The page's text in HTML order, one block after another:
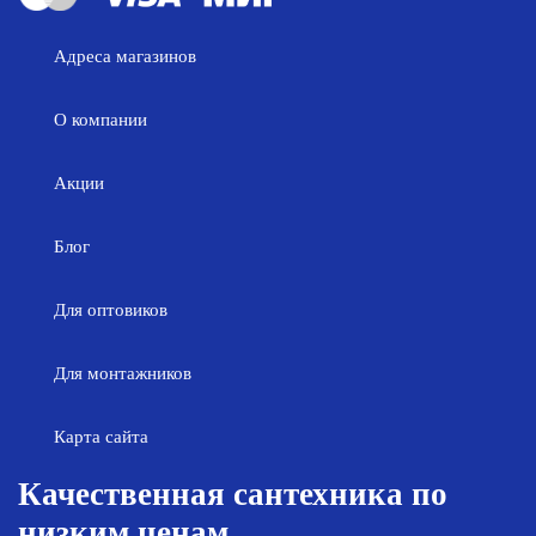
Адреса магазинов
О компании
Акции
Блог
Для оптовиков
Для монтажников
Карта сайта
Качественная сантехника по